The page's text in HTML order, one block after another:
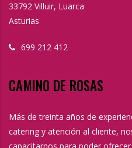
33792 Villuir, Luarca
Asturias
699 212 412
CAMINO DE ROSAS
Más de treinta años de
catering y atención al cliente,